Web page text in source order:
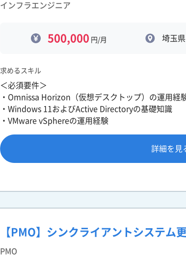
インフラエンジニア
500,000 円/月 埼玉県
求めるスキル
＜必須要件＞
・Omnissa Horizon（仮想デスクトップ）の運用経
・Windows 11およびActive Directoryの基礎知識
・VMware vSphereの運用経験
詳細を見
【PMO】シンクライアントシステム
PMO